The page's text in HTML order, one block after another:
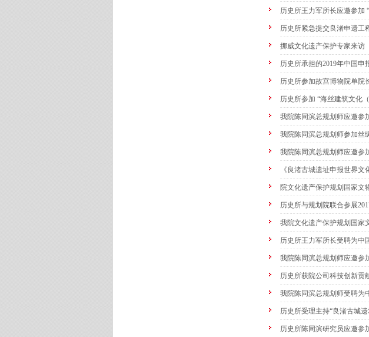
历史所王力军所长应邀参加
历史所紧急提交良渚申遗工
挪威文化遗产保护专家来访
历史所承担的2019年中国
历史所参加故宫博物院单院
历史所参加 “海丝建筑文化
我院陈同滨总规划师应邀参
我院陈同滨总规划师参加丝
我院陈同滨总规划师应邀参
《良渚古城遗址申报世界
院文化遗产保护规划国家文
历史所与规划院联合参展
我院文化遗产保护规划国家
历史所王力军所长受聘为中
我院陈同滨总规划师应邀参
历史所获院公司科技创新贡
我院陈同滨总规划师受聘为
历史所受理主持“良渚古城
历史所陈同滨研究员应邀参